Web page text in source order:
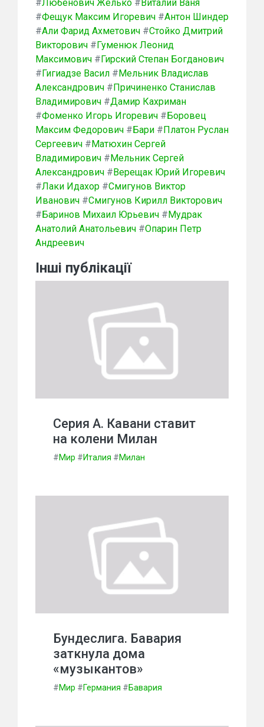
#Любенович Желько #Виталий Ваня
#Фещук Максим Игоревич #Антон Шиндер
#Али Фарид Ахметович #Стойко Дмитрий
Викторович #Гуменюк Леонид
Максимович #Гирский Степан Богданович
#Гигиадзе Васил #Мельник Владислав
Александрович #Причиненко Станислав
Владимирович #Дамир Кахриман
#Фоменко Игорь Игоревич #Боровец
Максим Федорович #Бари #Платон Руслан
Сергеевич #Матюхин Сергей
Владимирович #Мельник Сергей
Александрович #Верещак Юрий Игоревич
#Лаки Идахор #Смигунов Виктор
Иванович #Смигунов Кирилл Викторович
#Баринов Михаил Юрьевич #Мудрак
Анатолий Анатольевич #Опарин Петр
Андреевич
Інші публікації
Серия А. Кавани ставит
на колени Милан
#Мир #Италия #Милан
Бундеслига. Бавария
заткнула дома
«музыкантов»
#Мир #Германия #Бавария